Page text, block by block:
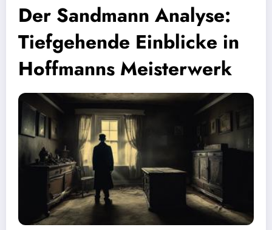
Der Sandmann Analyse:
Tiefgehende Einblicke in
Hoffmanns Meisterwerk